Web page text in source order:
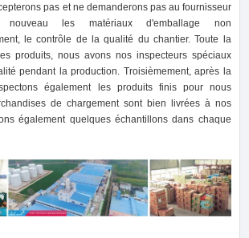
pas et ne demanderons pas au fournisseur
les matériaux d'emballage non
le contrôle de la qualité du chantier. Toute la
produits, nous avons nos inspecteurs spéciaux
pendant la production. Troisièmement, après la
également les produits finis pour nous
de chargement sont bien livrées à nos
également quelques échantillons dans chaque